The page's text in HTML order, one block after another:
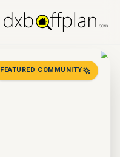
FEATURED COMMUNITY